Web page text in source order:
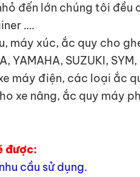
đến lớn chúng tôi đều
….
máy xúc, ắc quy cho
YAMAHA, SUZUKI, SYM,
máy điện, các loại ắc
xe nâng, ắc quy máy
được:
cầu sử dụng.